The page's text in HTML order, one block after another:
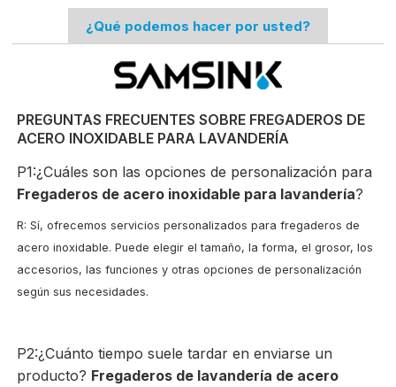
¿Qué podemos hacer por usted?
PREGUNTAS FRECUENTES SOBRE FREGADEROS DE
ACERO INOXIDABLE PARA LAVANDERÍA
P1:¿Cuáles son las opciones de personalización para
Fregaderos de acero inoxidable para lavandería?
R: Sí, ofrecemos servicios personalizados para fregaderos de
acero inoxidable. Puede elegir el tamaño, la forma, el grosor, los
accesorios, las funciones y otras opciones de personalización
según sus necesidades.
P2:¿Cuánto tiempo suele tardar en enviarse un
producto? Fregaderos de lavandería de acero